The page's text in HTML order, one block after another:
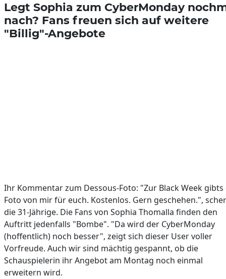
Legt Sophia zum CyberMonday
nach? Fans freuen sich auf weitere
"Billig"-Angebote
Ihr Kommentar zum Dessous-Foto: "Zur Black Week gibts
Foto von mir für euch. Kostenlos. Gern geschehen.",
die 31-Jährige. Die Fans von Sophia Thomalla finden den
Auftritt jedenfalls "Bombe". "Da wird der CyberMonday
(hoffentlich) noch besser", zeigt sich dieser User voller
Vorfreude. Auch wir sind mächtig gespannt, ob die
Schauspielerin ihr Angebot am Montag noch einmal
erweitern wird.